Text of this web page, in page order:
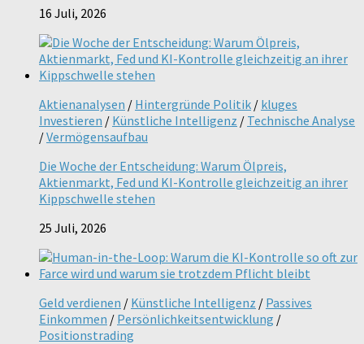
16 Juli, 2026
Aktienanalysen / Hintergründe Politik / kluges
Investieren / Künstliche Intelligenz / Technische Analyse
/Vermögensaufbau
Die Woche der Entscheidung: Warum Ölpreis,
Aktienmarkt, Fed und KI-Kontrolle gleichzeitig an ihrer
Kippschwelle stehen
25 Juli, 2026
Geld verdienen / Künstliche Intelligenz / Passives
Einkommen / Persönlichkeitsentwicklung /
Positionstrading